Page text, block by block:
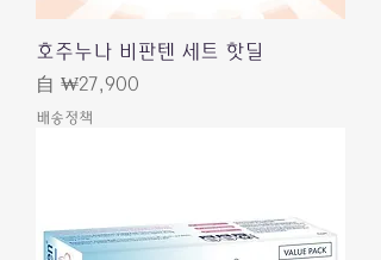
호주누나 비판텐 세트 핫딜
自 ₩27,900
促銷價格
배송정책